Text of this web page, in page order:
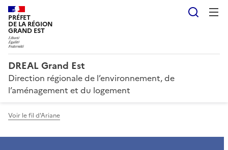
PRÉFET
DE LA RÉGION
GRAND EST
DREAL Grand Est
Direction régionale de l’environnement, de
l’aménagement et du logement
Voir le fil d'Ariane